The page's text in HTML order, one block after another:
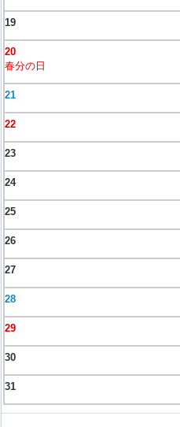
19
20
春分の日
21
22
23
24
25
26
27
28
29
30
31